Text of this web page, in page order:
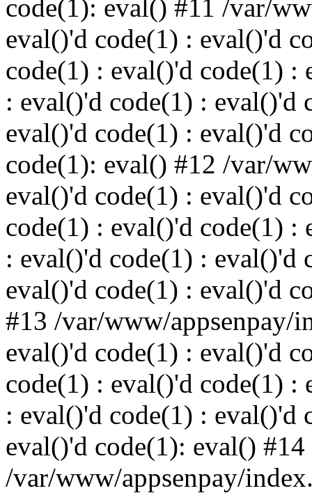
code(1): eval() #11 /var/
eval()'d code(1) : eval()'d
code(1) : eval()'d code(1) :
: eval()'d code(1) : eval()'d
eval()'d code(1) : eval()'d
code(1): eval() #12 /var/
eval()'d code(1) : eval()'d
code(1) : eval()'d code(1) :
: eval()'d code(1) : eval()'d
eval()'d code(1) : eval()'d
#13 /var/www/appsenpay/
eval()'d code(1) : eval()'d
code(1) : eval()'d code(1) :
: eval()'d code(1) : eval()'d
eval()'d code(1): eval() #14
/var/www/appsenpay/